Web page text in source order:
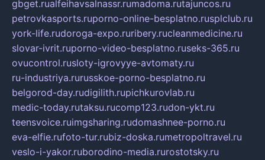
gbget.rualfeihavsalnassr.rumadoma.rutajuncos.ru
petrovkasports.ruporno-online-besplatno.rusplclub.ru
york-life.rudoroga-expo.ruribery.rucleanmedicine.ru
slovar-ivrit.ruporno-video-besplatno.ruseks-365.ru
ovucontrol.rusloty-igrovyye-avtomaty.ru
ru-industriya.rurusskoe-porno-besplatno.ru
belgorod-day.rudigilith.rupichkurovlab.ru
medic-today.rutaksu.rucomp123.rudon-ykt.ru
teensvoice.ruimgsharing.rudomashnee-porno.ru
eva-elfie.rufoto-tur.rubiz-doska.rumetropoltravel.ru
veslo-i-yakor.ruborodino-media.rurostotsky.ru